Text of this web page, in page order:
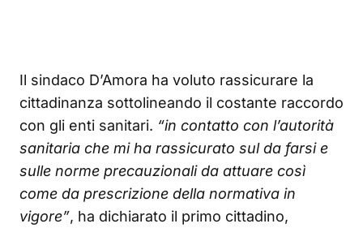
Il sindaco D’Amora ha voluto rassicurare la
cittadinanza sottolineando il costante raccordo
con gli enti sanitari. “in contatto con l’autorità
sanitaria che mi ha rassicurato sul da farsi e
sulle norme precauzionali da attuare così
come da prescrizione della normativa in
vigore”, ha dichiarato il primo cittadino,